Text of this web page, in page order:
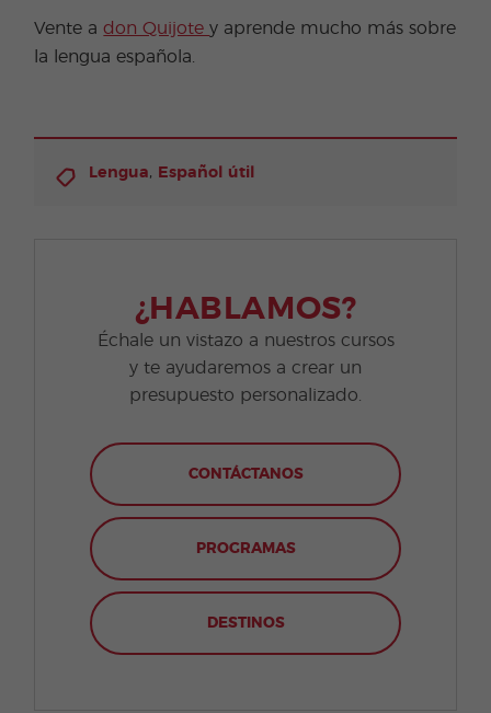
Vente adon Quijotey aprende mucho más sobre
la lengua española.
Lengua, Español útil
¿HABLAMOS?
Échale un vistazo a nuestros cursos
y te ayudaremos a crear un
presupuesto personalizado.
CONTÁCTANOS
PROGRAMAS
DESTINOS